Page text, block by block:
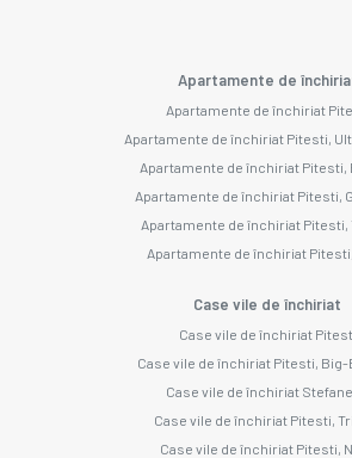
Apartamente de
Apartamente de închiriat
Apartamente de închiriat Pitesti,
Apartamente de închiriat Pitesti,
Apartamente de închiriat Pitesti,
Apartamente de închiriat Pitesti,
Apartamente de închiriat
Case vile de închiriat
Case vile de închiriat
Case vile de închiriat Pitesti,
Case vile de închiriat
Case vile de închiriat Pitesti,
Case vile de închiriat Pitesti,